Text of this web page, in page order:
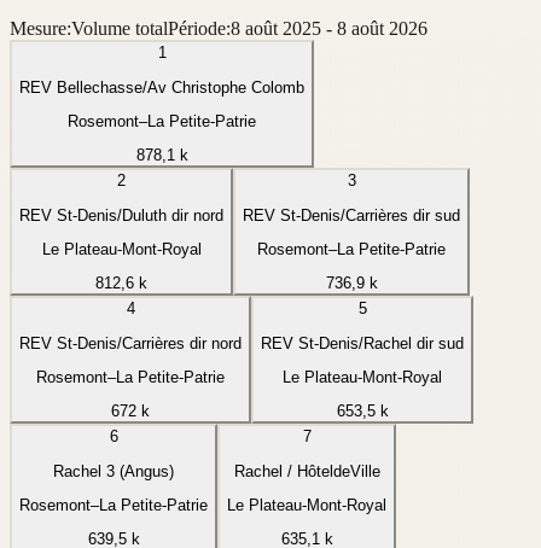
Mesure:Volume totalPériode:8 août 2025 - 8 août 2026
1
REV Bellechasse/Av Christophe Colomb
Rosemont–La Petite-Patrie
878,1 k
2
REV St-Denis/Duluth dir nord
Le Plateau-Mont-Royal
812,6 k
3
REV St-Denis/Carrières dir sud
Rosemont–La Petite-Patrie
736,9 k
4
REV St-Denis/Carrières dir nord
Rosemont–La Petite-Patrie
672 k
5
REV St-Denis/Rachel dir sud
Le Plateau-Mont-Royal
653,5 k
6
Rachel 3 (Angus)
Rosemont–La Petite-Patrie
639,5 k
7
Rachel / HôteldeVille
Le Plateau-Mont-Royal
635,1 k